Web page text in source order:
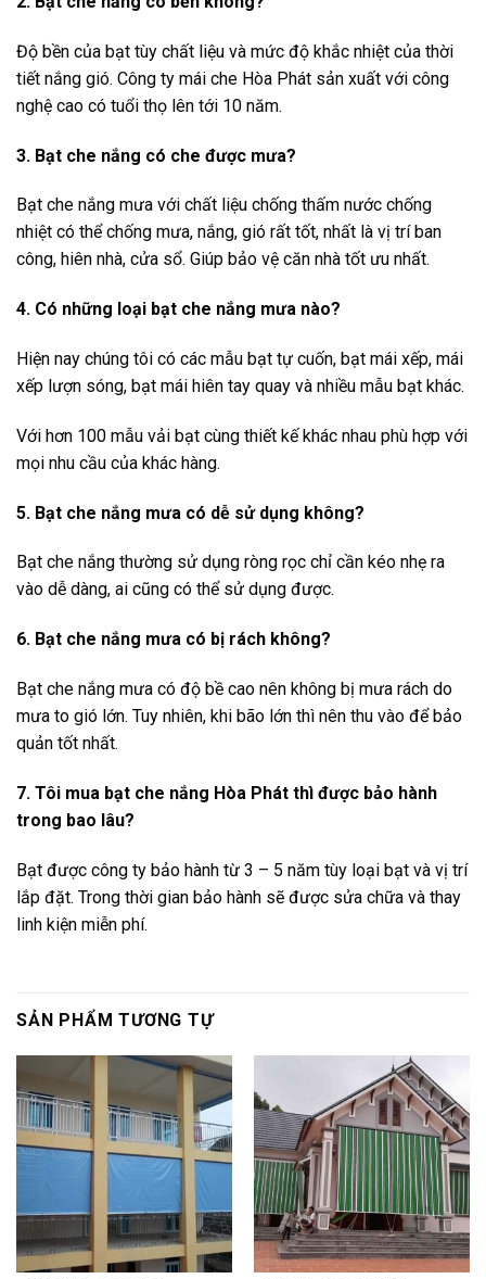
Độ bền của bạt tùy chất liệu và mức độ khắc nhiệt của thời
tiết nắng gió. Công ty mái che Hòa Phát sản xuất với công
nghệ cao có tuổi thọ lên tới 10 năm.
3. Bạt che nắng có che được mưa?
Bạt che nắng mưa với chất liệu chống thấm nước chống
nhiệt có thể chống mưa, nắng, gió rất tốt, nhất là vị trí ban
công, hiên nhà, cửa sổ. Giúp bảo vệ căn nhà tốt ưu nhất.
4. Có những loại bạt che nắng mưa nào?
Hiện nay chúng tôi có các mẫu bạt tự cuốn, bạt mái xếp, mái
xếp lượn sóng, bạt mái hiên tay quay và nhiều mẫu bạt khác.
Với hơn 100 mẫu vải bạt cùng thiết kế khác nhau phù hợp với
mọi nhu cầu của khác hàng.
5. Bạt che nắng mưa có dễ sử dụng không?
Bạt che nắng thường sử dụng ròng rọc chỉ cần kéo nhẹ ra
vào dễ dàng, ai cũng có thể sử dụng được.
6. Bạt che nắng mưa có bị rách không?
Bạt che nắng mưa có độ bề cao nên không bị mưa rách do
mưa to gió lớn. Tuy nhiên, khi bão lớn thì nên thu vào để bảo
quản tốt nhất.
7. Tôi mua bạt che nắng Hòa Phát thì được bảo hành
trong bao lâu?
Bạt được công ty bảo hành từ 3 – 5 năm tùy loại bạt và vị trí
lắp đặt. Trong thời gian bảo hành sẽ được sửa chữa và thay
linh kiện miễn phí.
SẢN PHẨM TƯƠNG TỰ